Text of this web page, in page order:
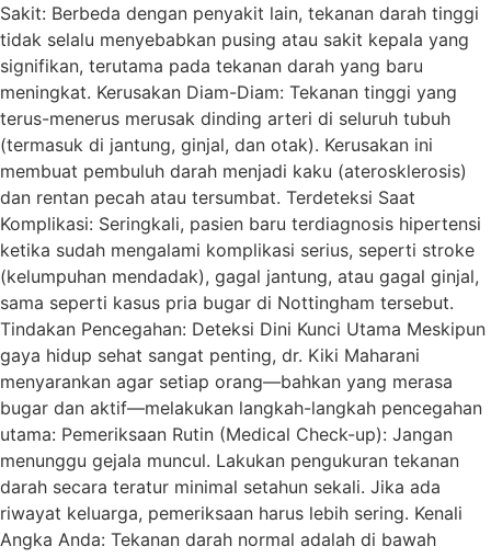
Sakit: Berbeda dengan penyakit lain, tekanan darah tinggi
tidak selalu menyebabkan pusing atau sakit kepala yang
signifikan, terutama pada tekanan darah yang baru
meningkat. Kerusakan Diam-Diam: Tekanan tinggi yang
terus-menerus merusak dinding arteri di seluruh tubuh
(termasuk di jantung, ginjal, dan otak). Kerusakan ini
membuat pembuluh darah menjadi kaku (aterosklerosis)
dan rentan pecah atau tersumbat. Terdeteksi Saat
Komplikasi: Seringkali, pasien baru terdiagnosis hipertensi
ketika sudah mengalami komplikasi serius, seperti stroke
(kelumpuhan mendadak), gagal jantung, atau gagal ginjal,
sama seperti kasus pria bugar di Nottingham tersebut.
Tindakan Pencegahan: Deteksi Dini Kunci Utama Meskipun
gaya hidup sehat sangat penting, dr. Kiki Maharani
menyarankan agar setiap orang—bahkan yang merasa
bugar dan aktif—melakukan langkah-langkah pencegahan
utama: Pemeriksaan Rutin (Medical Check-up): Jangan
menunggu gejala muncul. Lakukan pengukuran tekanan
darah secara teratur minimal setahun sekali. Jika ada
riwayat keluarga, pemeriksaan harus lebih sering. Kenali
Angka Anda: Tekanan darah normal adalah di bawah